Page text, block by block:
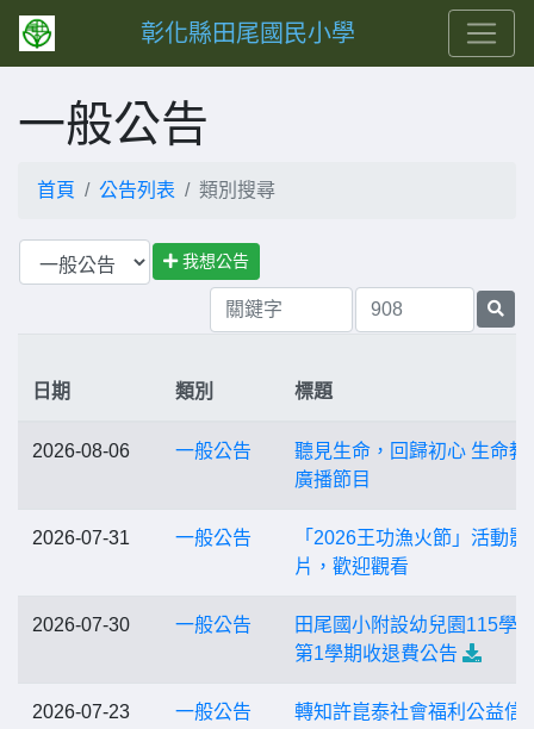
彰化縣田尾國民小學
一般公告
首頁 公告列表 類別搜尋
我想公告
日期 類別 標題
2026-08-06 一般公告
聽見生命，回歸初心 生命教
廣播節目
2026-07-31 一般公告
「2026王功漁火節」活動影
片，歡迎觀看
2026-07-30 一般公告
田尾國小附設幼兒園115學
第1學期收退費公告
2026-07-23 一般公告
轉知許崑泰社會福利公益信